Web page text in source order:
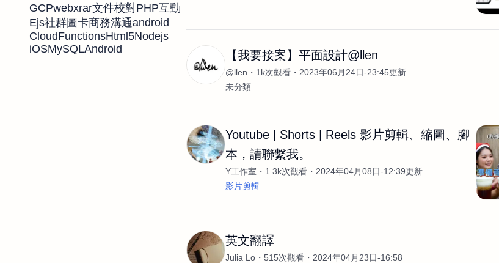
GCPwebxrar文件校對PHP互動
Ejs社群圖卡商務溝通android
CloudFunctionsHtml5Nodejs
iOSMySQLAndroid 【我要接案】平面設計@llen
@llen 1k次觀看
2023年06月24日-23:45更新
未分類
Youtube | Shorts | Reels 影片剪輯、縮圖、腳
本，請聯繫我。
Y工作室 1.3k次觀看
2024年04月08日-12:39更新
影片剪輯
英文翻譯
Julia Lo 515次觀看
2024年04月23日-16:58